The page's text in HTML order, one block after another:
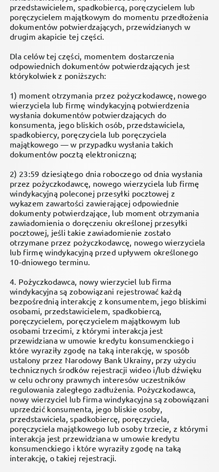
przedstawicielem, spadkobiercą, poręczycielem lub
poręczycielem majątkowym do momentu przedłożenia
dokumentów potwierdzających, przewidzianych w
drugim akapicie tej części.
Dla celów tej części, momentem dostarczenia
odpowiednich dokumentów potwierdzających jest
którykolwiek z poniższych:
1) moment otrzymania przez pożyczkodawcę, nowego
wierzyciela lub firmę windykacyjną potwierdzenia
wysłania dokumentów potwierdzających do
konsumenta, jego bliskich osób, przedstawiciela,
spadkobiercy, poręczyciela lub poręczyciela
majątkowego — w przypadku wysłania takich
dokumentów pocztą elektroniczną;
2) 23:59 dziesiątego dnia roboczego od dnia wysłania
przez pożyczkodawcę, nowego wierzyciela lub firmę
windykacyjną poleconej przesyłki pocztowej z
wykazem zawartości zawierającej odpowiednie
dokumenty potwierdzające, lub moment otrzymania
zawiadomienia o doręczeniu określonej przesyłki
pocztowej, jeśli takie zawiadomienie zostało
otrzymane przez pożyczkodawcę, nowego wierzyciela
lub firmę windykacyjną przed upływem określonego
10-dniowego terminu.
4. Pożyczkodawca, nowy wierzyciel lub firma
windykacyjna są zobowiązani rejestrować każdą
bezpośrednią interakcję z konsumentem, jego bliskimi
osobami, przedstawicielem, spadkobiercą,
poręczycielem, poręczycielem majątkowym lub
osobami trzecimi, z którymi interakcja jest
przewidziana w umowie kredytu konsumenckiego i
które wyraziły zgodę na taką interakcję, w sposób
ustalony przez Narodowy Bank Ukrainy, przy użyciu
technicznych środków rejestracji wideo i/lub dźwięku
w celu ochrony prawnych interesów uczestników
regulowania zaległego zadłużenia. Pożyczkodawca,
nowy wierzyciel lub firma windykacyjna są zobowiązani
uprzedzić konsumenta, jego bliskie osoby,
przedstawiciela, spadkobiercę, poręczyciela,
poręczyciela majątkowego lub osoby trzecie, z którymi
interakcja jest przewidziana w umowie kredytu
konsumenckiego i które wyraziły zgodę na taką
interakcję, o takiej rejestracji.